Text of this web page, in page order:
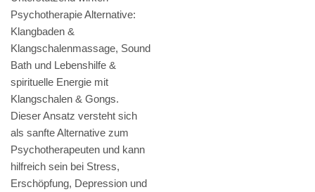
Psychotherapie Alternative:
Klangbaden &
Klangschalenmassage, Sound
Bath und Lebenshilfe &
spirituelle Energie mit
Klangschalen & Gongs.
Dieser Ansatz versteht sich
als sanfte Alternative zum
Psychotherapeuten und kann
hilfreich sein bei Stress,
Erschöpfung, Depression und